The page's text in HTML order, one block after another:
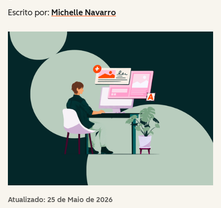
Escrito por: Michelle Navarro
Atualizado: 25 de Maio de 2026